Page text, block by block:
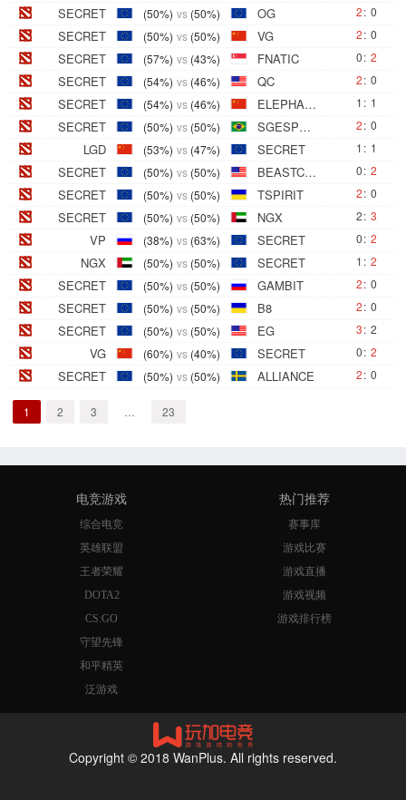
SECRET (50%) vs (50%) OG 2: 0
SECRET (50%) vs (50%) VG 2: 0
SECRET (57%) vs (43%) FNATIC 0: 2
SECRET (54%) vs (46%) QC 2: 0
SECRET (54%) vs (46%) ELEPHANT 1 : 1
SECRET (50%) vs (50%) SGESPORTS1 2: 0
LGD (53%) vs (47%) SECRET 1 : 1
SECRET (50%) vs (50%) BEASTCOAST 0: 2
SECRET (50%) vs (50%) TSPIRIT 2: 0
SECRET (50%) vs (50%) NGX 2: 3
VP (38%) vs (63%) SECRET 0: 2
NGX (50%) vs (50%) SECRET 1 : 2
SECRET (50%) vs (50%) GAMBIT 2: 0
SECRET (50%) vs (50%) B8 2: 0
SECRET (50%) vs (50%) EG 3: 2
VG (60%) vs (40%) SECRET 0: 2
SECRET (50%) vs (50%) ALLIANCE 2: 0
1 2 3 23
电竞游戏
综合电竞
英雄联盟
王者荣耀
DOTA2
CS:GO
守望先锋
和平精英
泛游戏
热门推荐
赛事库
游戏比赛
游戏直播
游戏视频
游戏排行榜
Copyright © 2018 WanPlus. All rights reserved.